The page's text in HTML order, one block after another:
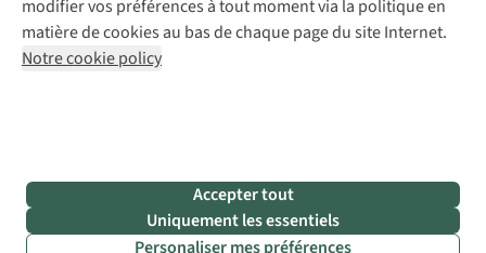
modifier vos préférences à tout moment via la politique en
matière de cookies au bas de chaque page du site Internet.
Notre cookie policy
Accepter tout
Uniquement les essentiels
Personaliser mes préférences
Conditions générales
Cookie Policy
AS Adventure Luxemburg SA,